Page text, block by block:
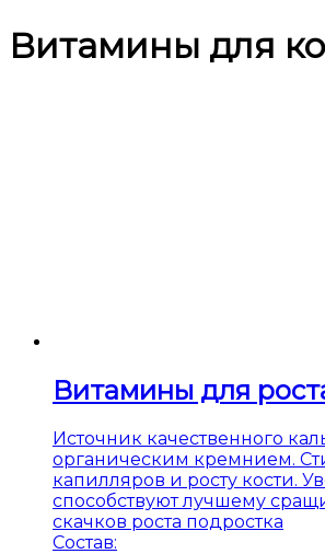
Витамины для
Витамины для
Источник качественного
органическим кремнием.
капилляров и росту кости.
способствуют лучшему
скачков роста подростка
Состав: